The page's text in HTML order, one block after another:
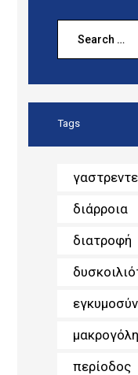
Tags
διάρροια
διατροφή
μακρογόλη
περίοδος